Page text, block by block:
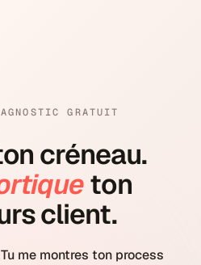
GRATUIT
créneau.
ton
client.
me montres ton process